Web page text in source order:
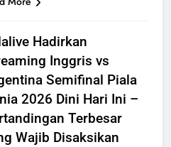
Hadirkan
Inggris vs
Semifinal Piala
2026 Dini Hari Ini –
Terbesar
Wajib Disaksikan